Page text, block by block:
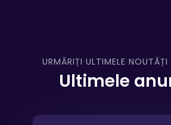
URMĂRIȚI ULTIMELE NOUTĂȚI
Ultimele